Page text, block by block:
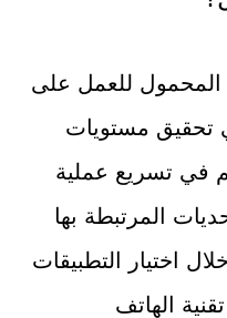
المحمول للعمل على
تحقيق مستويات
في تسريع عملية
المرتبطة بها
اختيار التطبيقات
الهاتف